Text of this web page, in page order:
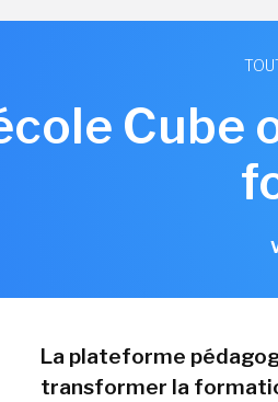
Cube
La plateforme
transformer la